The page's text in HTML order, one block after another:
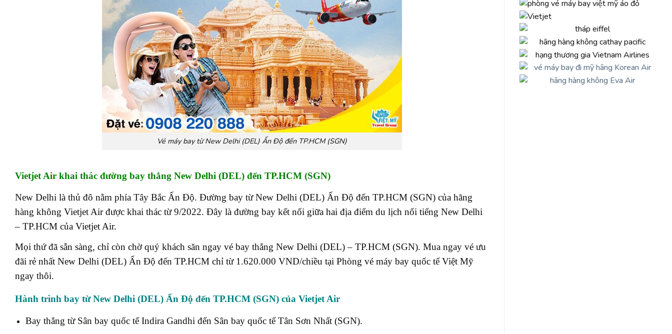
Vé máy bay từ New Delhi (DEL) Ấn Độ đến TP.HCM (SGN)
Vietjet Air khai thác đường bay thẳng New Delhi (DEL) đến TP.HCM (SGN)
New Delhi là thủ đô nằm phía Tây Bắc Ấn Độ. Đường bay từ New Delhi (DEL) Ấn Độ đến TP.HCM (SGN) của hãng
hàng không Vietjet Air được khai thác từ 9/2022. Đây là đường bay kết nối giữa hai địa điểm du lịch nổi tiếng New Delhi
– TP.HCM của Vietjet Air.
Mọi thứ đã sẵn sàng, chỉ còn chờ quý khách săn ngay vé bay thẳng New Delhi (DEL) – TP.HCM (SGN). Mua ngay vé ưu
đãi rẻ nhất New Delhi (DEL) Ấn Độ đến TP.HCM chỉ từ 1.620.000 VND/chiều tại Phòng vé máy bay quốc tế Việt Mỹ
ngay thôi.
Hành trình bay từ New Delhi (DEL) Ấn Độ đến TP.HCM (SGN) của Vietjet Air
Bay thẳng từ Sân bay quốc tế Indira Gandhi đến Sân bay quốc tế Tân Sơn Nhất (SGN).